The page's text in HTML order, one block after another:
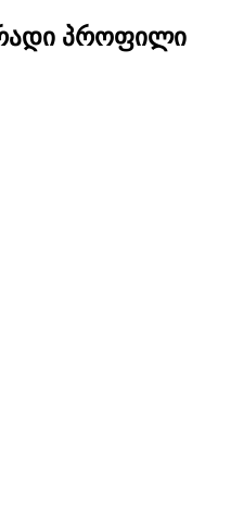
პროფილი